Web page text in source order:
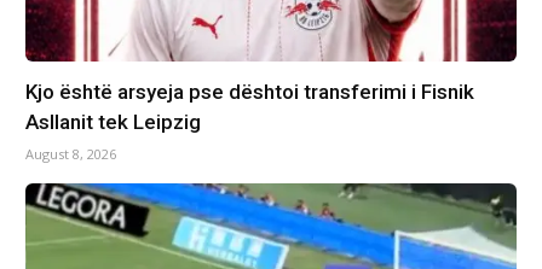
Kjo është arsyeja pse dështoi transferimi i Fisnik
Asllanit tek Leipzig
August 8, 2026